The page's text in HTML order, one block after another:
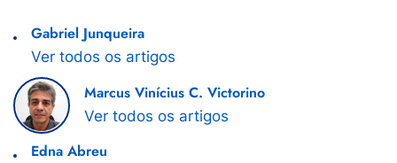
Gabriel Junqueira
Ver todos os artigos
Marcus Vinícius C. Victorino
Ver todos os artigos
Edna Abreu